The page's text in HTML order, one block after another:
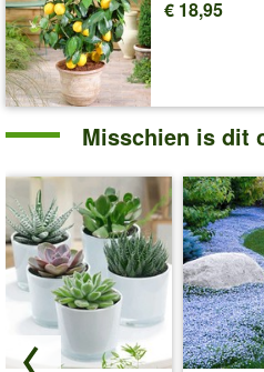
Art.nr.:7852
Levering omvat:12 cm-pot + 3
'Kamerplanten'
Plant- en
€ 18,95
Misschien is dit